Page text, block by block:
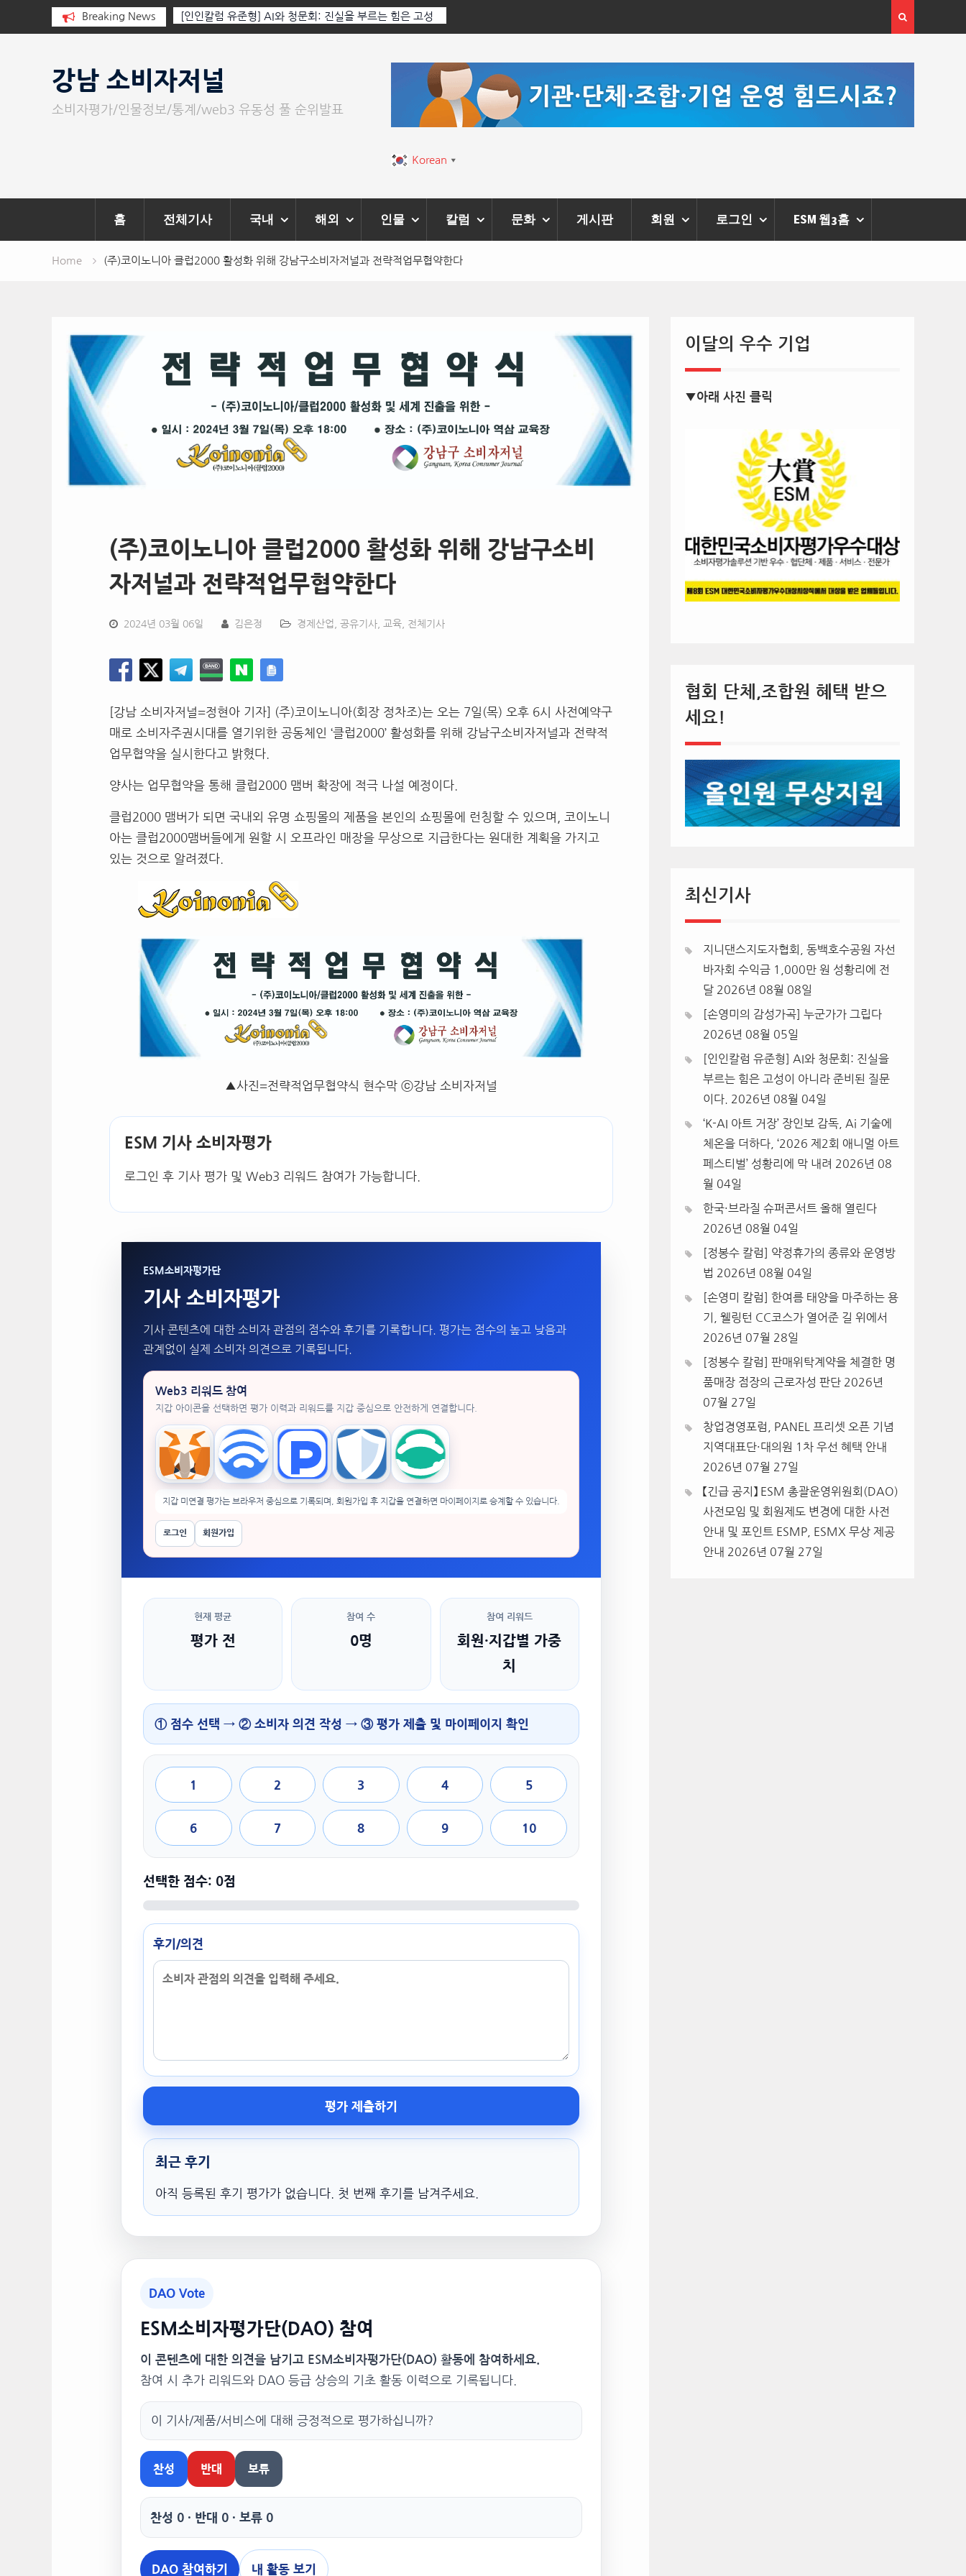
Breaking News
군가가 그립다
[인인칼럼 유준형] AI와 청문회: 진실을 부르는 힘은 고성
이 아니라 준비된 질문이다.
‘2026 제2회 애니멀 아트 페스티벌’ 성황리에 막 내려
강남 소비자저널
소비자평가/인물정보/통계/web3 유동성 풀 순위발표
Korean ▼
홈 전체기사 국내 해외 인물 칼럼 문화 게시판 회원 로그인 ESM 웹3홈
Home (주)코이노니아 클럽2000 활성화 위해 강남구소비자저널과 전략적업무협약한다
(주)코이노니아 클럽2000 활성화 위해 강남구소비
자저널과 전략적업무협약한다
2024년 03월 06일 김은정 경제산업 공유기사 교육 전체기사
[강남 소비자저널=정현아 기자] (주)코이노니아(회장 정차조)는 오는 7일(목) 오후 6시 사전예약구
매로 소비자주권시대를 열기위한 공동체인 ‘클럽2000’ 활성화를 위해 강남구소비자저널과 전략적
업무협약을 실시한다고 밝혔다.
양사는 업무협약을 통해 클럽2000 맴버 확장에 적극 나설 예정이다.
클럽2000 맴버가 되면 국내외 유명 쇼핑몰의 제품을 본인의 쇼핑몰에 런칭할 수 있으며, 코이노니
아는 클럽2000맴버들에게 원할 시 오프라인 매장을 무상으로 지급한다는 원대한 계획을 가지고
있는 것으로 알려졌다.
▲사진=전략적업무협약식 현수막 ⓒ강남 소비자저널
ESM 기사 소비자평가
로그인 후 기사 평가 및 Web3 리워드 참여가 가능합니다.
ESM소비자평가단
기사 소비자평가
기사 콘텐츠에 대한 소비자 관점의 점수와 후기를 기록합니다. 평가는 점수의 높고 낮음과
관계없이 실제 소비자 의견으로 기록됩니다.
Web3 리워드 참여
지갑 아이콘을 선택하면 평가 이력과 리워드를 지갑 중심으로 안전하게 연결합니다.
MetaMask WalletConnectTokenPocket Trust Wallet imToken
지갑 미연결 평가는 브라우저 중심으로 기록되며, 회원가입 후 지갑을 연결하면 마이페이지로 승계할 수 있습니다.
로그인 회원가입
현재 평균
평가 전
참여 수
0명
참여 리워드
회원·지갑별 가중
치
① 점수 선택 → ② 소비자 의견 작성 → ③ 평가 제출 및 마이페이지 확인
1 2 3 4 5
6 7 8 9 10
선택한 점수: 0점
후기/의견
평가 제출하기
최근 후기
아직 등록된 후기 평가가 없습니다. 첫 번째 후기를 남겨주세요.
DAO Vote
ESM소비자평가단(DAO) 참여
이 콘텐츠에 대한 의견을 남기고 ESM소비자평가단(DAO) 활동에 참여하세요.
참여 시 추가 리워드와 DAO 등급 상승의 기초 활동 이력으로 기록됩니다.
이 기사/제품/서비스에 대해 긍정적으로 평가하십니까?
찬성 반대 보류
찬성 0 · 반대 0 · 보류 0
DAO 참여하기 내 활동 보기
이달의 우수 기업
▼아래 사진 클릭
협회 단체,조합원 혜택 받으
세요!
최신기사
지니댄스지도자협회, 동백호수공원 자선
바자회 수익금 1,000만 원 성황리에 전
달 2026년 08월 08일
[손영미의 감성가곡] 누군가가 그립다
2026년 08월 05일
[인인칼럼 유준형] AI와 청문회: 진실을
부르는 힘은 고성이 아니라 준비된 질문
이다.
2026년 08월 04일
‘K-AI 아트 거장’ 장인보 감독, Ai 기술에
체온을 더하다, ‘2026 제2회 애니멀 아트
페스티벌’ 성황리에 막 내려 2026년 08
월 04일
한국·브라질 슈퍼콘서트 올해 열린다
2026년 08월 04일
[정봉수 칼럼] 약정휴가의 종류와 운영방
법 2026년 08월 04일
[손영미 칼럼] 한여름 태양을 마주하는 용
기, 웰링턴 CC코스가 열어준 길 위에서
2026년 07월 28일
[정봉수 칼럼] 판매위탁계약을 체결한 명
품매장 점장의 근로자성 판단 2026년
07월 27일
창업경영포럼, PANEL 프리셋 오픈 기념
지역대표단·대의원 1차 우선 혜택 안내
2026년 07월 27일
【긴급 공지】 ESM 총괄운영위원회(DAO)
사전모임 및 회원제도 변경에 대한 사전
안내 및 포인트 ESMP, ESMX 무상 제공
안내 2026년 07월 27일